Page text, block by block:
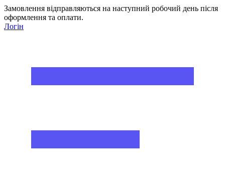
Замовлення відправляються на наступний робочий день після
оформлення та оплати.
Логін